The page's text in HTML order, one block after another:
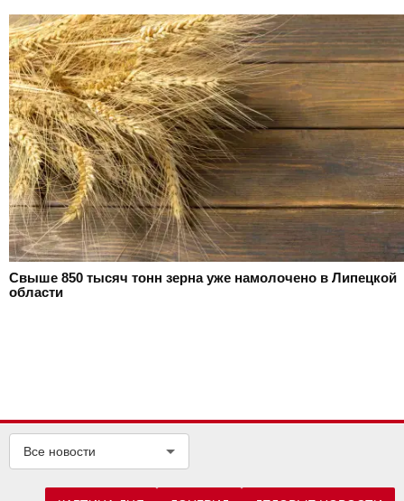
Свыше 850 тысяч тонн зерна уже намолочено в Липецкой
области
Все новости